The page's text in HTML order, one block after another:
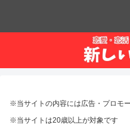
※当サイトの内容には広告・プロモ
※当サイトは20歳以上が対象です